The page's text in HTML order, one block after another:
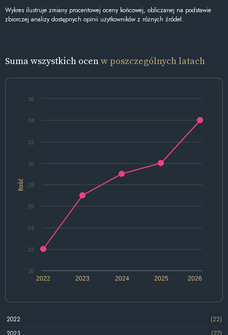
Wykres ilustruje zmiany procentowej oceny końcowej, obliczanej na podstawie
zbiorczej analizy dostępnych opinii użytkowników z różnych źródeł.
Suma wszystkich ocenw poszczególnych latach
Ilość
2022 2024 2026
2023 2025
20
22
24
26
28
30
32
34
36
2022
(22)